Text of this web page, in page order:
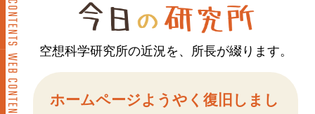
空想科学研究所の近況を、所長が綴ります。
ホームページようやく復旧しまし